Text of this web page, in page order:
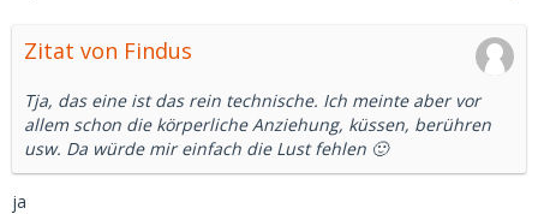
Zitat von Findus
Tja, das eine ist das rein technische. Ich meinte aber vor
allem schon die körperliche Anziehung, küssen, berühren
usw. Da würde mir einfach die Lust fehlen 🙂
ja